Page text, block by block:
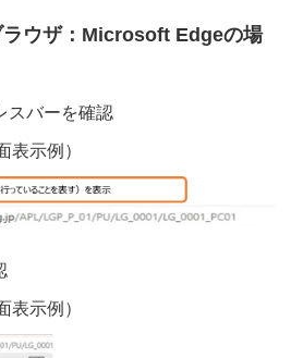
ウザ：Microsoft Edgeの場
スバーを確認
表示例）
表示例）